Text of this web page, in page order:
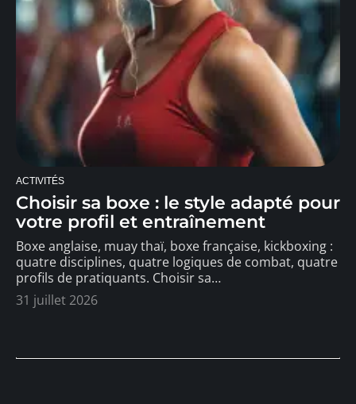
ACTIVITÉS
Choisir sa boxe : le style adapté pour
votre profil et entraînement
Boxe anglaise, muay thaï, boxe française, kickboxing :
quatre disciplines, quatre logiques de combat, quatre
profils de pratiquants. Choisir sa…
31 juillet 2026